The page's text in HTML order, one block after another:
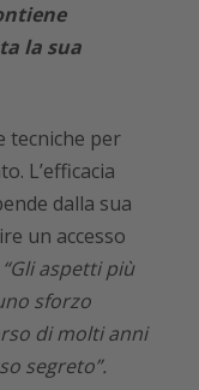
la sua
tecniche per
L’efficacia
dalla sua
un accesso
“Gli aspetti più
sforzo
di molti anni
segreto”.